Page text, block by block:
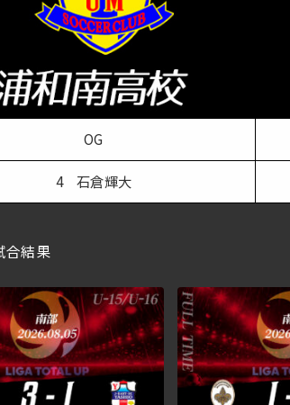
OG
4 石倉輝大
合結果